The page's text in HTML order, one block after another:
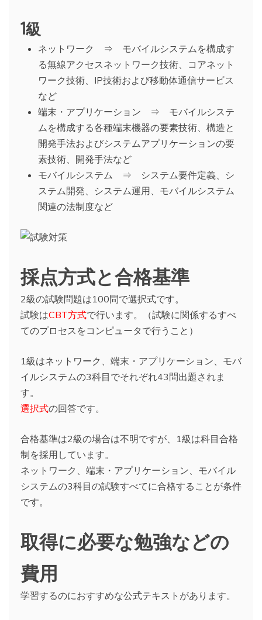
1級
ネットワーク ⇒ モバイルシステムを構成す
る無線アクセスネットワーク技術、コアネット
ワーク技術、IP技術および移動体通信サービス
など
端末・アプリケーション ⇒ モバイルシステ
ムを構成する各種端末機器の要素技術、構造と
開発手法およびシステムアプリケーションの要
素技術、開発手法など
モバイルシステム ⇒ システム要件定義、シ
ステム開発、システム運用、モバイルシステム
関連の法制度など
採点方式と合格基準
2級の試験問題は100問で選択式です。
試験はCBT方式で行います。（試験に関係するすべ
てのプロセスをコンピュータで行うこと）
1級はネットワーク、端末・アプリケーション、モバ
イルシステムの3科目でそれぞれ43問出題されま
す。
選択式の回答です。
合格基準は2級の場合は不明ですが、1級は科目合格
制を採用しています。
ネットワーク、端末・アプリケーション、モバイル
システムの3科目の試験すべてに合格することが条件
です。
取得に必要な勉強などの
費用
学習するのにおすすめな公式テキストがあります。